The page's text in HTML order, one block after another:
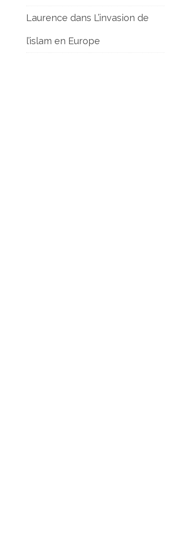
Laurence dans L’invasion de
l’islam en Europe